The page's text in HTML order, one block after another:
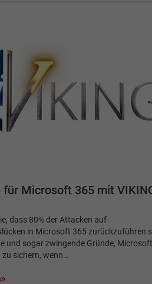
für Microsoft 365 mit
dass 80% der Attacken auf
in Microsoft 365 zurückzuführen
und sogar zwingende Gründe, Microsoft
zu sichern, wenn…